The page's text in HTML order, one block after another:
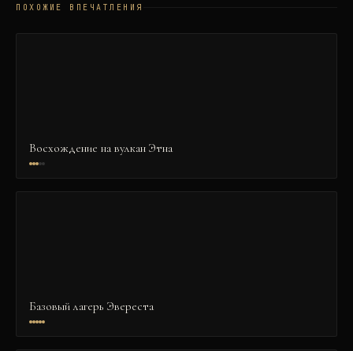
ПОХОЖИЕ ВПЕЧАТЛЕНИЯ
Восхождение на вулкан Этна
Базовый лагерь Эвереста